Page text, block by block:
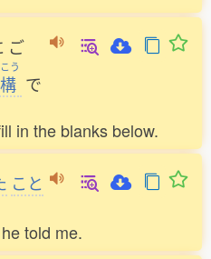
ご
う
で
in the blanks below.
こと
told me.